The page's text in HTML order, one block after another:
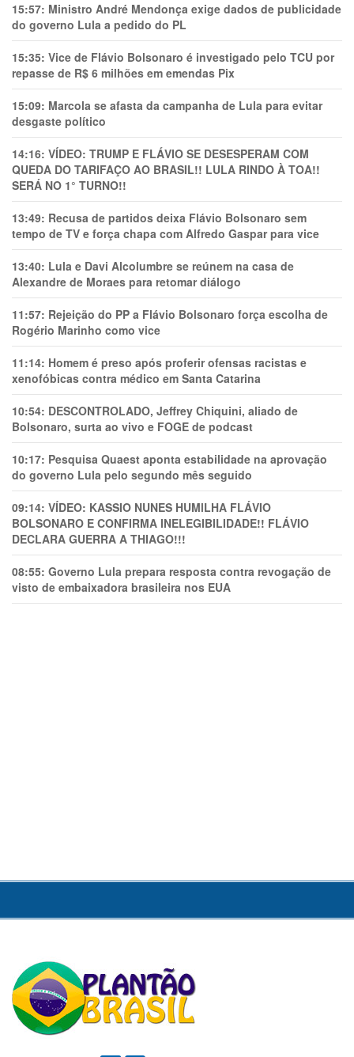
15:57: Ministro André Mendonça exige dados de publicidade
do governo Lula a pedido do PL
15:35: Vice de Flávio Bolsonaro é investigado pelo TCU por
repasse de R$ 6 milhões em emendas Pix
15:09: Marcola se afasta da campanha de Lula para evitar
desgaste político
14:16: VÍDEO: TRUMP E FLÁVIO SE DESESPERAM COM
QUEDA DO TARIFAÇO AO BRASIL!! LULA RINDO À TOA!!
SERÁ NO 1° TURNO!!
13:49: Recusa de partidos deixa Flávio Bolsonaro sem
tempo de TV e força chapa com Alfredo Gaspar para vice
13:40: Lula e Davi Alcolumbre se reúnem na casa de
Alexandre de Moraes para retomar diálogo
11:57: Rejeição do PP a Flávio Bolsonaro força escolha de
Rogério Marinho como vice
11:14: Homem é preso após proferir ofensas racistas e
xenofóbicas contra médico em Santa Catarina
10:54: DESCONTROLADO, Jeffrey Chiquini, aliado de
Bolsonaro, surta ao vivo e FOGE de podcast
10:17: Pesquisa Quaest aponta estabilidade na aprovação
do governo Lula pelo segundo mês seguido
09:14: VÍDEO: KASSIO NUNES HUMlLHA FLÁVIO
BOLSONARO E CONFIRMA INELEGIBILIDADE!! FLÁVIO
DECLARA GUERRA A THIAGO!!!
08:55: Governo Lula prepara resposta contra revogação de
visto de embaixadora brasileira nos EUA